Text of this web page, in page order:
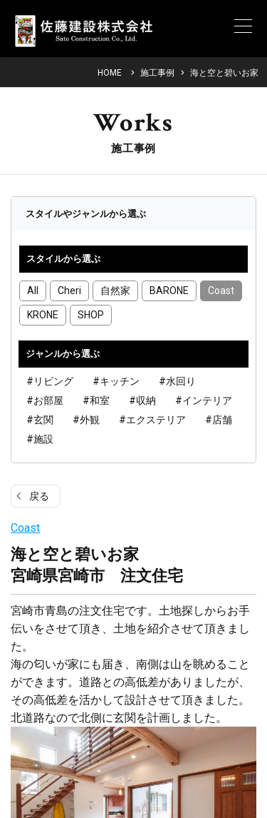
HOME 施工事例 海と空と碧いお家
Works
施工事例
スタイルやジャンルから選ぶ
スタイルから選ぶ
All Cheri 自然家 BARONE Coast
KRONE SHOP
ジャンルから選ぶ
#リビング #キッチン
#水回り
#お部屋
#和室 #収納
#インテリア
#玄関
#外観 #エクステリア
#店舗
#施設
戻る
Coast
海と空と碧いお家
宮崎県宮崎市 注文住宅
宮崎市青島の注文住宅です。土地探しからお手
伝いをさせて頂き、土地を紹介させて頂きまし
た。
海の匂いが家にも届き、南側は山を眺めること
ができます。道路との高低差がありましたが、
その高低差を活かして設計させて頂きました。
北道路なので北側に玄関を計画しました。